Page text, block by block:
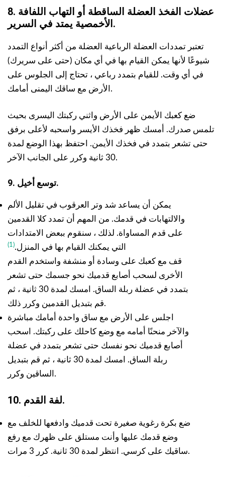
8. عضلات الفخذ العضلة الساقطة أو التهاب اللفافة
الأخمصية يمتد في السرير.
تعتبر تمددات العضلة الرباعية العضلة من أكثر أنواع التمدد
شيوعًا لأنها يمكن القيام بها في أي مكان (حتى على سريرك)
في أي وقت. للقيام بتمدد رباعي ، تحتاج إلى الجلوس على
الأرض مع ساقك اليمنى أمامك.
ضع كعبك الأيمن على الأرض واثني ركبتك اليسرى بحيث
تلمس صدرك. أمسك ظهر فخذك الأيسر واسحبه لأعلى برفق
حتى تشعر بتمدد في فخذك الأيمن. احتفظ بهذا الوضع لمدة
30 ثانية وكرر على الجانب الآخر.
9. توسع أخيل.
يمكن أن يساعد شد وتر العرقوب في تقليل الألم
والالتهابات في قدمك. من المهم أن تمدد كلا القدمين
على قدم المساواة. لذلك ، سنقوم ببعض الامتدادات
التي يمكنك القيام بها في المنزل.(1)
قف مع كعبك على وسادة أو منشفة واستخدم القدم
الأخرى لسحب أصابع قدميك نحو جسمك حتى تشعر
بتمدد في عضلة ربلة الساق. امسك لمدة 30 ثانية ، ثم
قم بتبديل القدمين وكرر ذلك.
اجلس على الأرض مع ساق واحدة أمامك مباشرة
والآخر منحنًا أمامه مع وضع كاحلك على ركبتك. اسحب
أصابع قدميك نحو نفسك حتى تشعر بتمدد في عضلة
ربلة الساق. امسك لمدة 30 ثانية ، ثم قم بتبديل
الساقين وكرر.
10. لفة القدم.
ضع بكرة رغوية صغيرة تحت قدميك وادفعها للخلف مع
وضع قدمك عليها وأنت مستلق على ظهرك مع رفع
ساقيك على كرسي. انتظر لمدة 30 ثانية. كرر 3 مرات.